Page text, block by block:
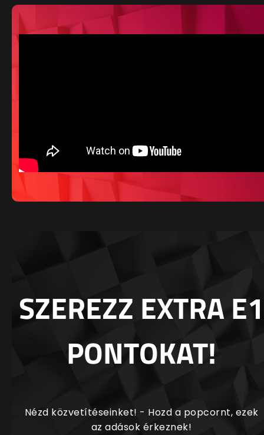
SZEREZZ EXTRA E1
PONTOKAT!
Nézd közvetítéseinket! - Hozd a popcornt, ezek
az adások érkeznek!